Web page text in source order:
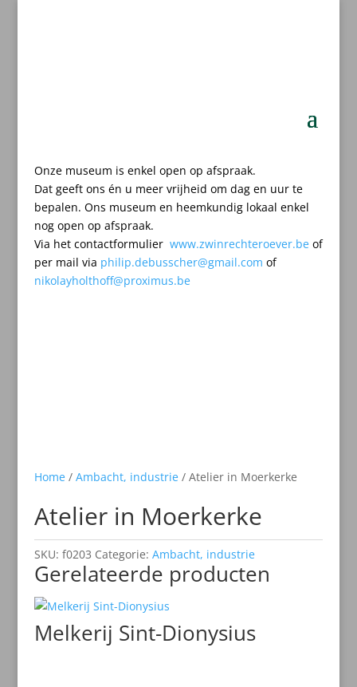
Onze museum is enkel open op afspraak.
Dat geeft ons én u meer vrijheid om dag en uur te
bepalen. Ons museum en heemkundig lokaal enkel
nog open op afspraak.
Via het contactformulier www.zwinrechteroever.be of
per mail via philip.debusscher@gmail.com of
nikolayholthoff@proximus.be
Home/ Ambacht, industrie/ Atelier in Moerkerke
Atelier in Moerkerke
SKU: f0203 Categorie: Ambacht, industrie
Gerelateerde producten
Melkerij Sint-Dionysius